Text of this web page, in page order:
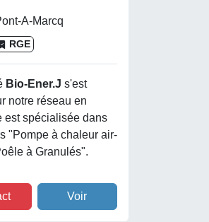
A-Marcq
RGE
Bio-Ener.j s'est
notre réseau en
est spécialisée dans
"Pompe à chaleur air-
à Granulés".
Voir